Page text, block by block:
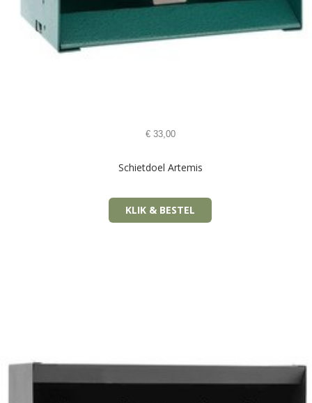
€33,00
Schietdoel Artemis
KLIK & BESTEL